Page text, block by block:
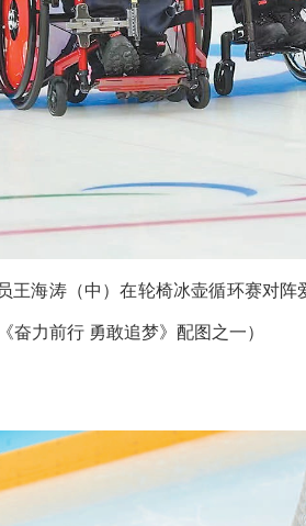
海涛（中）在轮椅冰壶循环赛对阵
《奋力前行 勇敢追梦》配图之一）